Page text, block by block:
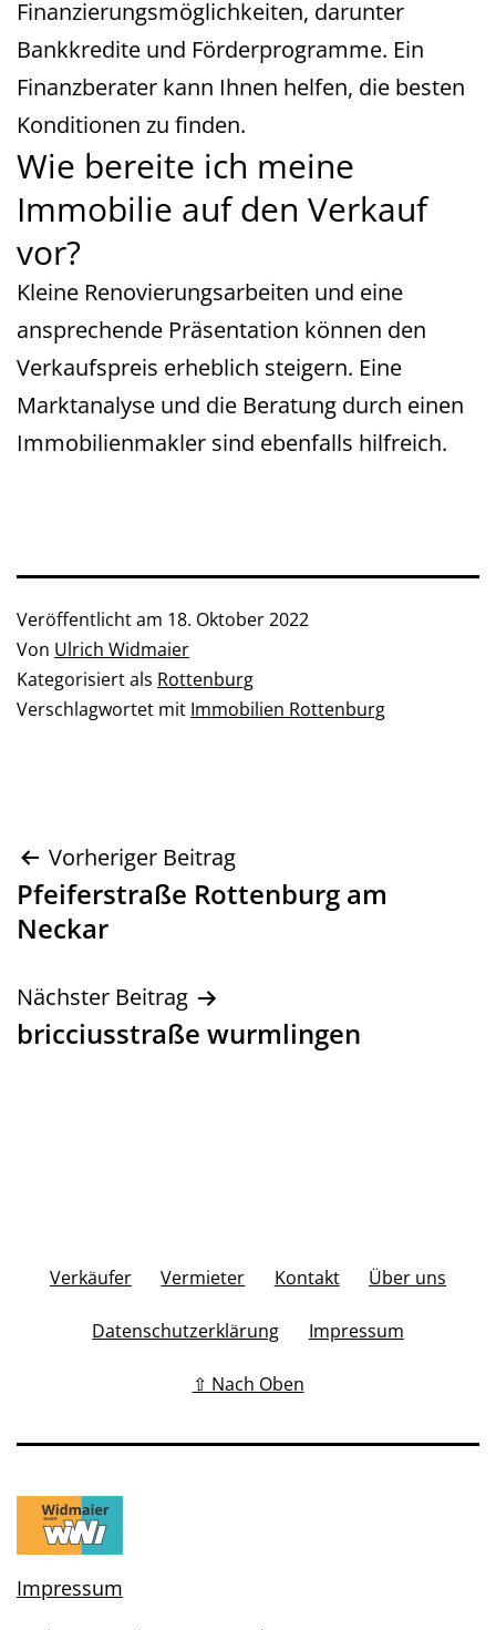
Finanzierungsmöglichkeiten, darunter
Bankkredite und Förderprogramme. Ein
Finanzberater kann Ihnen helfen, die besten
Konditionen zu finden.
Wie bereite ich meine
Immobilie auf den Verkauf
vor?
Kleine Renovierungsarbeiten und eine
ansprechende Präsentation können den
Verkaufspreis erheblich steigern. Eine
Marktanalyse und die Beratung durch einen
Immobilienmakler sind ebenfalls hilfreich.
Veröffentlicht am 18. Oktober 2022
Von Ulrich Widmaier
Kategorisiert als Rottenburg
Verschlagwortet mit Immobilien Rottenburg
Beitragsnavigation
Vorheriger Beitrag
Pfeiferstraße Rottenburg am
Neckar
Nächster Beitrag
bricciusstraße wurmlingen
Verkäufer Vermieter Kontakt Über uns
Datenschutzerklärung Impressum
⇧ Nach Oben
Impressum